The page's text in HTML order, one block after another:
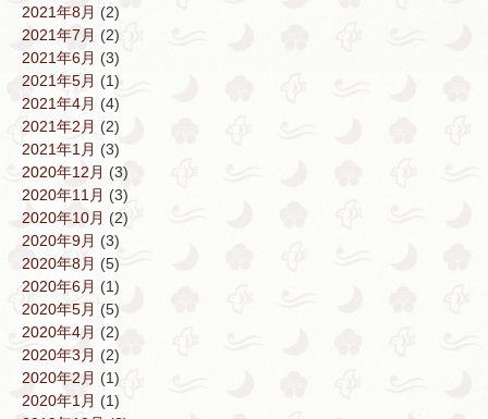
2021年8月 (2)
2021年7月 (2)
2021年6月 (3)
2021年5月 (1)
2021年4月 (4)
2021年2月 (2)
2021年1月 (3)
2020年12月 (3)
2020年11月 (3)
2020年10月 (2)
2020年9月 (3)
2020年8月 (5)
2020年6月 (1)
2020年5月 (5)
2020年4月 (2)
2020年3月 (2)
2020年2月 (1)
2020年1月 (1)